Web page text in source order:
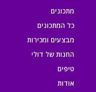
מתכונים
כל המתכונים
מבצעים ומכירות
החנות של דולי
טיפים
אודות